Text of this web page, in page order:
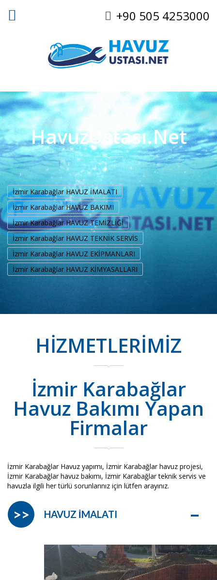
+90 505 4253000
HavuzUstası.Net
İzmir Karabağlar HAVUZ İMALATI
İzmir Karabağlar HAVUZ BAKIMI
İzmir Karabağlar HAVUZ TEMİZLİĞİ
İzmir Karabağlar HAVUZ TEKNİK SERVİS
İzmir Karabağlar HAVUZ EKİPMANLARI
İzmir Karabağlar HAVUZ KİMYASALLARI
HİZMETLERİMİZ
İzmir Karabağlar
Havuz Bakımı Yapan
Firmalar
İzmir Karabağlar Havuz yapımı, İzmir Karabağlar havuz projesi,
İzmir Karabağlar havuz bakımı, İzmir Karabağlar teknik servis ve
havuzla ilgili her türlü sorunlarınız için lütfen arayınız.
HAVUZ İMALATI –
>>